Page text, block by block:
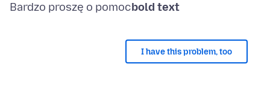
Bardzo proszę o pomocbold text
I have this problem, too